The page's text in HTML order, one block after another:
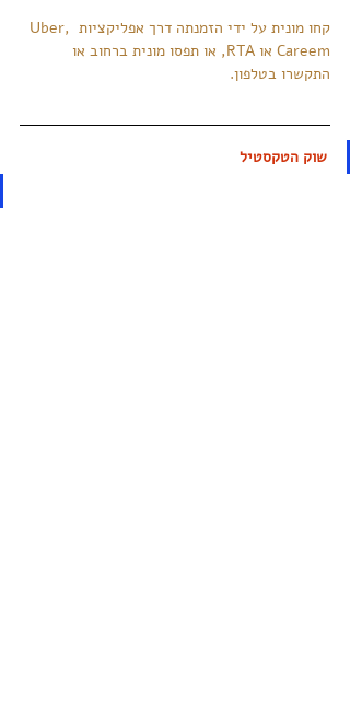
קחו מונית על ידי הזמנתה דרך אפליקציות Uber,
Careem או RTA, או תפסו מונית ברחוב או
התקשרו בטלפון.
שוק הטקסטיל